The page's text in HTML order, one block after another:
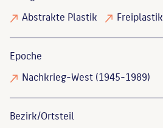
Abstrakte Plastik
Freiplastik
Epoche
Nachkrieg-West (1945-1989)
Bezirk/Ortsteil